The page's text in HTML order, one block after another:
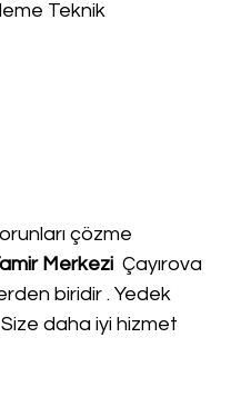
Teknik
çözme
Merkezi Çayırova
biridir . Yedek
daha iyi hizmet